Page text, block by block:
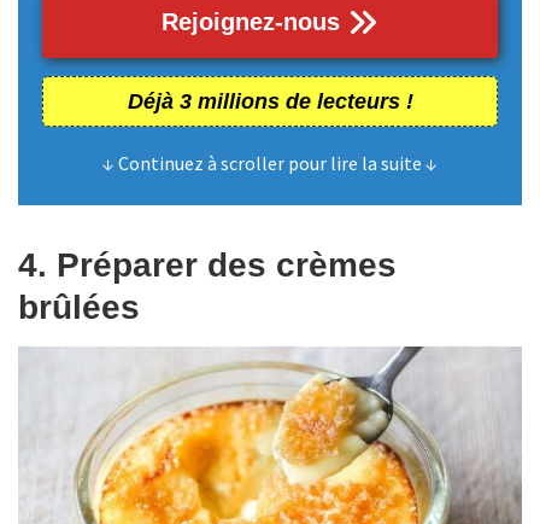
Rejoignez-nous
Déjà 3 millions de lecteurs !
↓ Continuez à scroller pour lire la suite ↓
4. Préparer des crèmes
brûlées